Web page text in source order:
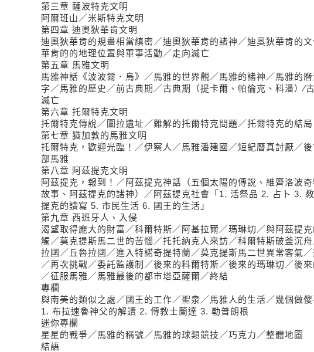
第三章 薩波特克文明
阿爾班山／米斯特克文明
第四章 迪奧狄華肯文明
迪奧狄華肯的規畫相當縝密／迪奧狄華肯的諸神／迪奧狄華肯的
華肯的的地理位置與軍事活動／走向滅亡
第五章 馬雅文明
馬雅神話《波波爾．烏》／馬雅的世界觀／馬雅的諸神／馬雅的
字／馬雅的歷史／前古典期／古典期（提卡爾、帕倫克、科潘）∕
滅亡
第六章 托爾特克文明
托爾特克傳說／圖拉遺址／難解的托爾特克問題／托爾特克的結局
第七章 猶加敦的馬雅文明
托爾特克，歡迎光臨！／伊察人／馬雅潘建國／短紀曆真討厭／
部馬雅
第八章 阿茲提克文明
阿茲提克，報到！／阿茲提克神話（五個太陽的傳說、維齊洛波
故事、阿茲提克的諸神）／阿茲提克社會「1. 活祭品 2. 占卜 3.
提克的讀寫 5. 市民生活 6. 國王的生活」
第九章 西班牙人、入侵
渴望取得龐大的財富／科爾特斯／阿基拉爾／瑪琳切／與阿茲提
觸／莫克提斯馬二世的苦惱／托托納克人來訪／科爾特斯破釜沉
拉國／丘魯拉國／進入特諾奇提特蘭／莫克提斯馬二世異常客氣
／再次挑戰／委託監護制／後來的科爾特斯／後來的瑪琳切／後
／征服馬雅／馬雅最後的都市塔亞薩爾／終結
專欄
與南美的類似之處／國王的工作／聖泉／馬雅人的生活／幾個做傻
1. 布拉速魯神父的解讀 2. 傳教士蘭達 3. 勒普朗根
迷你專欄
星星的戰爭／馬雅的稱號／馬雅的球類競技／巧克力／整體地圖
結語